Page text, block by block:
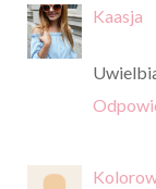
Kaasja